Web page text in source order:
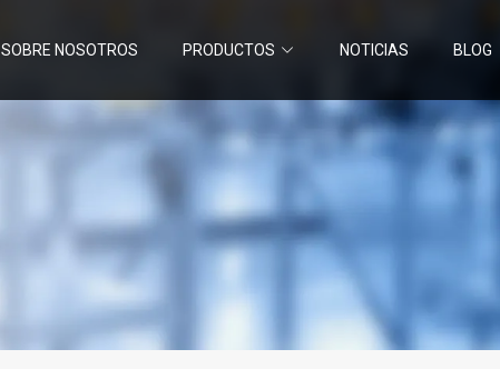
SOBRE NOSOTROS PRODUCTOS NOTICIAS BLOG